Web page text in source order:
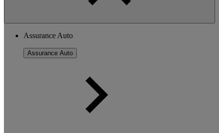
Assurance Auto
Assurance Auto